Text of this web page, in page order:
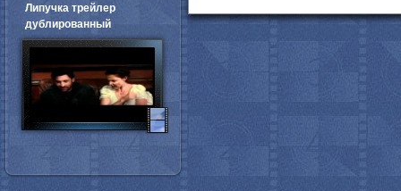
Липучка трейлер
дублированный